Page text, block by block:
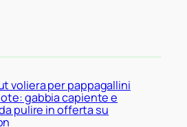
voliera per pappagallini
gabbia capiente e
pulire in offerta su